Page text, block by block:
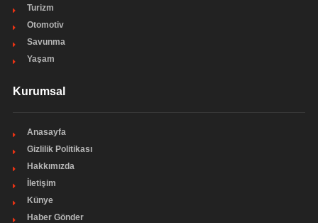
Turizm
Otomotiv
Savunma
Yaşam
Kurumsal
Anasayfa
Gizlilik Politikası
Hakkımızda
İletişim
Künye
Haber Gönder